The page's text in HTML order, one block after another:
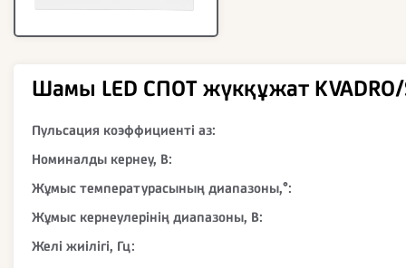
Шамы LED СПОТ жүкқұжат KVADRO/
Пульсация коэффициенті аз:
Номиналды кернеу, В:
Жұмыс температурасының диапазоны,°:
Жұмыс кернеулерінің диапазоны, В:
Желі жиілігі, Гц: